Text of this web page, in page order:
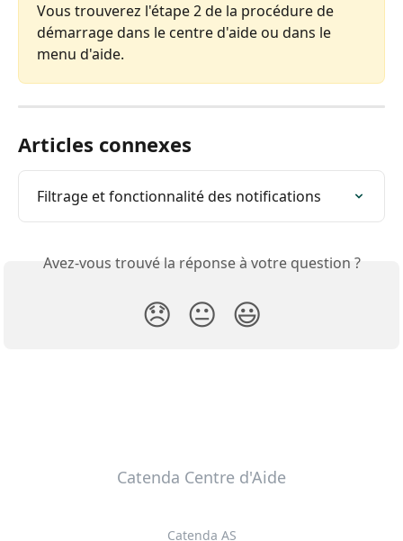
Vous trouverez l'étape 2 de la procédure de
démarrage dans le centre d'aide ou dans le
menu d'aide.
Articles connexes
Filtrage et fonctionnalité des notifications
Avez-vous trouvé la réponse à votre question ?
😞 😐 😃
Catenda Centre d'Aide
Catenda AS